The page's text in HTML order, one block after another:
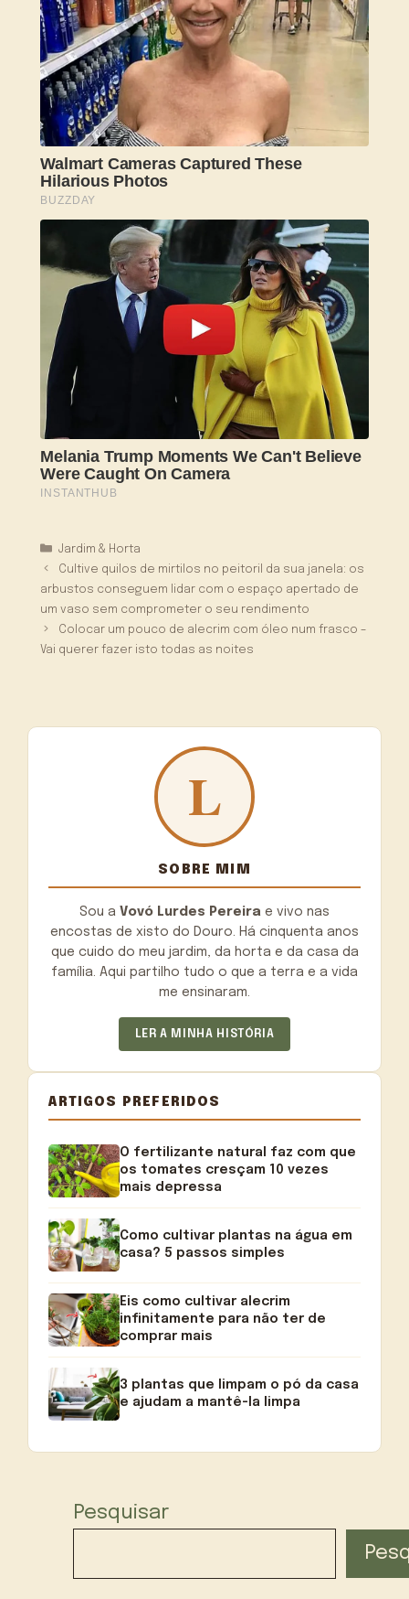
Categorias
Jardim & Horta
Cultive quilos de mirtilos no peitoril da sua janela: os
arbustos conseguem lidar com o espaço apertado de
um vaso sem comprometer o seu rendimento
Colocar um pouco de alecrim com óleo num frasco –
Vai querer fazer isto todas as noites
SOBRE MIM
Sou a Vovó Lurdes Pereira e vivo nas
encostas de xisto do Douro. Há cinquenta anos
que cuido do meu jardim, da horta e da casa da
família. Aqui partilho tudo o que a terra e a vida
me ensinaram.
LER A MINHA HISTÓRIA
ARTIGOS PREFERIDOS
O fertilizante natural faz com que
os tomates cresçam 10 vezes
mais depressa
Como cultivar plantas na água em
casa? 5 passos simples
Eis como cultivar alecrim
infinitamente para não ter de
comprar mais
3 plantas que limpam o pó da casa
e ajudam a mantê-la limpa
Pesquisar